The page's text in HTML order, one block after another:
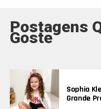
Postagens
Goste
Sophia
Grande